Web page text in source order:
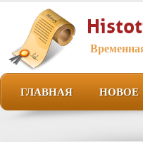
ГЛАВНАЯ НОВОЕ